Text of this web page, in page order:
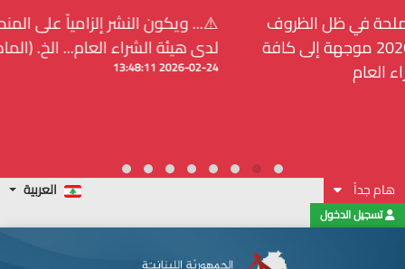
⚠️... ويكون النشر إلزامياً على المنصة الإلكترونيّة المركزيّة
لدى هيئة الشراء العام... الخ. (المادة 109 : الشفافية)
2026-02-24 13:48:11
هام جداً العربية
تسجيل الدخول